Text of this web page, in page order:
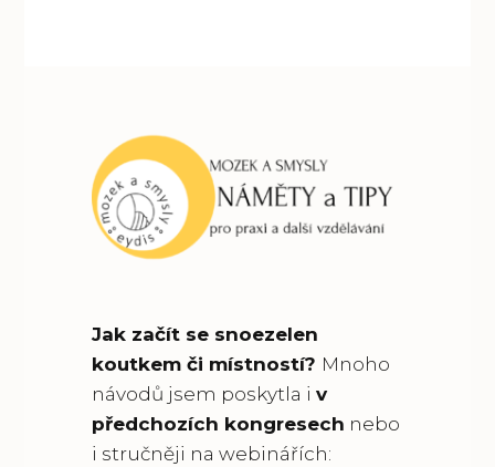
Jak začít se snoezelen
koutkem či místností? Mnoho
návodů jsem poskytla i v
předchozích kongresech nebo
i stručněji na webinářích: